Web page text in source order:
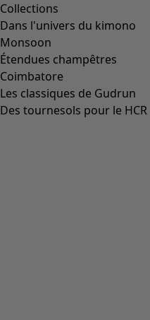
Collections
Dans l'univers du kimono
Monsoon
Étendues champêtres
Coimbatore
Les classiques de Gudrun
Des tournesols pour le HCR